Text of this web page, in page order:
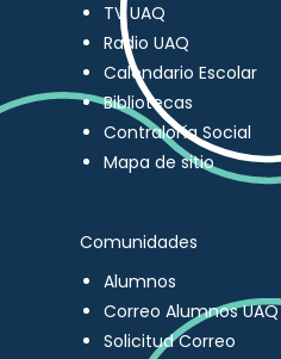
TV UAQ
Radio UAQ
Calendario Escolar
Bibliotecas
Contraloría Social
Mapa de sitio
Comunidades
Alumnos
Correo Alumnos UAQ
Solicitud Correo